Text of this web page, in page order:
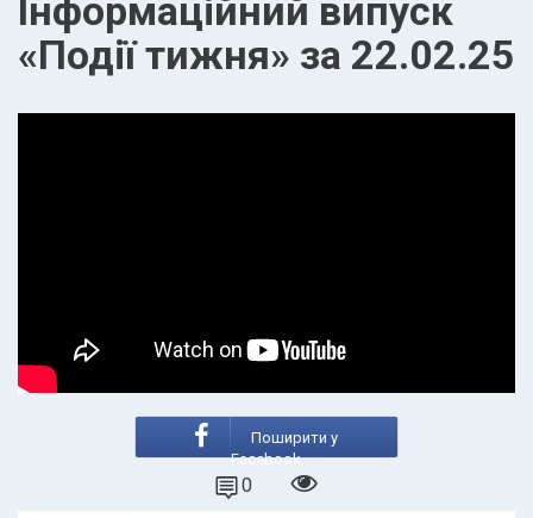
Інформаційний випуск
«Події тижня» за 22.02.25
Поширити у
Facebook
0